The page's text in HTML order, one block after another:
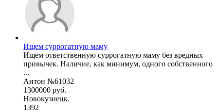
Ищем суррогатную маму
Ищем ответственную суррогатную маму без вредных
привычек. Наличие, как минимум, одного собственного
...
Антон №61032
1300000 руб.
Новокузнецк.
1392